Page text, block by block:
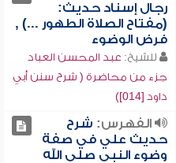
رجال إسناد حديث:
(مفتاح الصلاة الطهور ...) ,
فرض الوضوء
للشيخ: عبد المحسن العباد
جزء من محاضرة ( شرح سنن أبي
داود [014])
الفهرس: شرح
حديث علي في صفة
وضوء النبي صلى الله